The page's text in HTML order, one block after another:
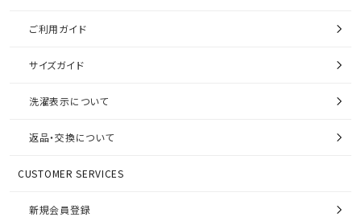
ご利用ガイド
サイズガイド
洗濯表示について
返品・交換について
CUSTOMER SERVICES
新規会員登録